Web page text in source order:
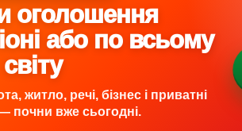
оголошення
або по всьому
світу
житло, речі, бізнес і приватні
почни вже сьогодні.